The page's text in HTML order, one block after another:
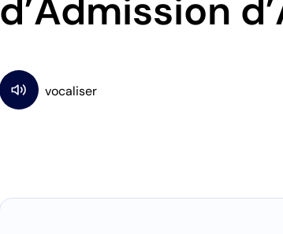
d’Admission